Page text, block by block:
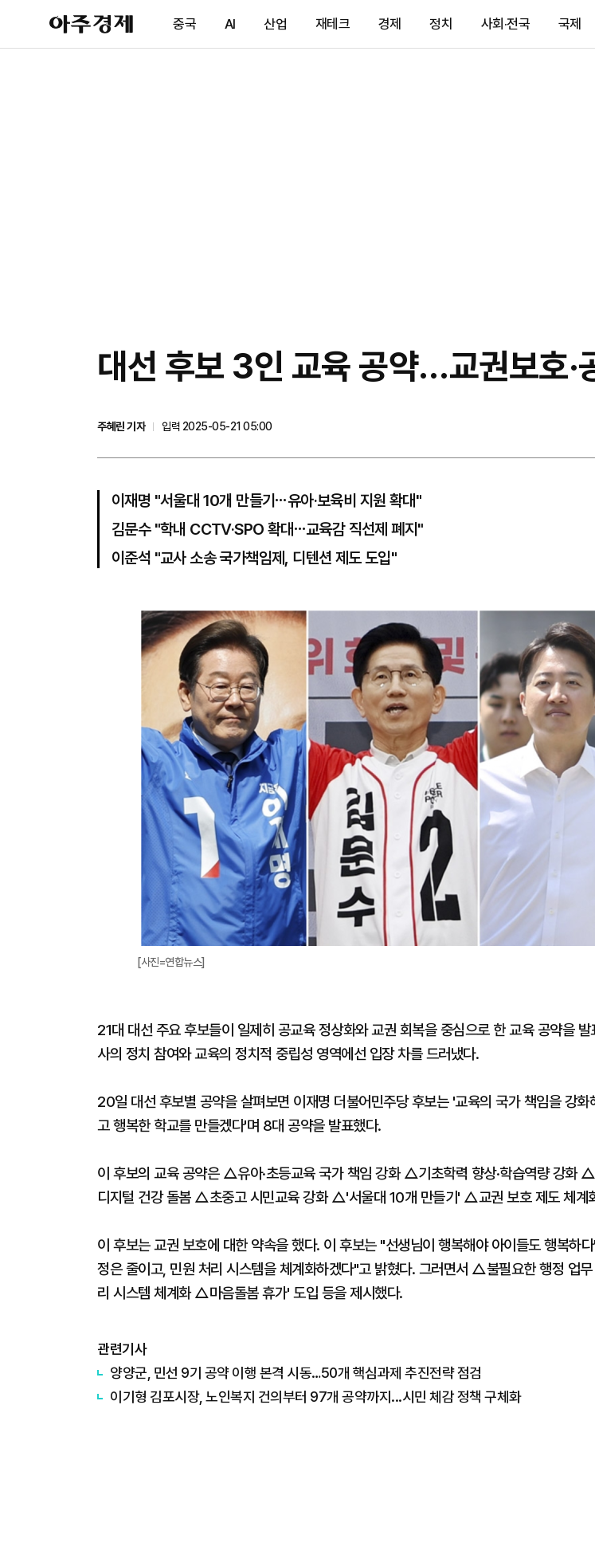
아
주
제
중국 AI 산업 재테크 경제 정치 사회·전국 국제
대선 후보 3인 교육 공약…교권보호·
주혜린 기자
입력 2025-05-21 05:00
이재명 "서울대 10개 만들기⋯유아·보육비 지원 확대"
김문수 "학내 CCTV·SPO 확대⋯교육감 직선제 폐지"
이준석 "교사 소송 국가책임제, 디텐션 제도 도입"
[사진=연합뉴스]
21대 대선 주요 후보들이 일제히 공교육 정상화와 교권 회복을 중심으로 한 교육 공약을
사의 정치 참여와 교육의 정치적 중립성 영역에선 입장 차를 드러냈다.
20일 대선 후보별 공약을 살펴보면 이재명 더불어민주당 후보는 '교육의 국가 책임을 강화
고 행복한 학교를 만들겠다'며 8대 공약을 발표했다.
이 후보의 교육 공약은 △유아·초등교육 국가 책임 강화 △기초학력 향상·학습역량 강화
디지털 건강 돌봄 △초중고 시민교육 강화 △'서울대 10개 만들기' △교권 보호 제도 체계
이 후보는 교권 보호에 대한 약속을 했다. 이 후보는 "선생님이 행복해야 아이들도 행복하
정은 줄이고, 민원 처리 시스템을 체계화하겠다"고 밝혔다. 그러면서 △불필요한 행정 업
리 시스템 체계화 △마음돌봄 휴가' 도입 등을 제시했다.
관련기사
양양군, 민선 9기 공약 이행 본격 시동…50개 핵심과제 추진전략 점검
이기형 김포시장, 노인복지 건의부터 97개 공약까지...시민 체감 정책 구체화